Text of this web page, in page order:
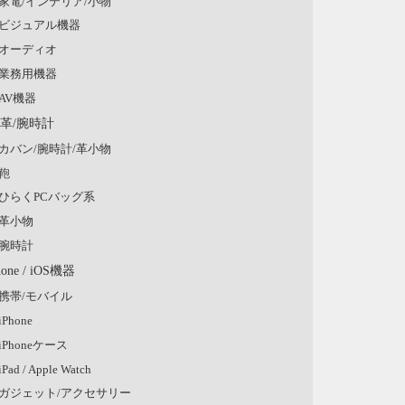
ジュアル機器
ーディオ
務用機器
機器
/腕時計
バン/腕時計/革小物
らくPCバッグ系
小物
時計
/ iOS機器
帯/モバイル
ケース
/ Apple Watch
ジェット/アクセサリー